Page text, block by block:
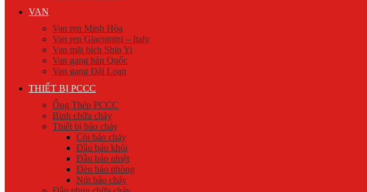
VAN
Van ren Minh Hòa
Van ren Giacomini – Italy
Van mặt bích Shin Yi
Van gang hàn Quốc
Van gang Đài Loan
THIẾT BỊ PCCC
Ống Thép PCCC
Bình chữa cháy
Thiết bị báo cháy
Còi báo cháy
Đầu báo khói
Đầu báo nhiệt
Đèn báo phòng
Nút báo cháy